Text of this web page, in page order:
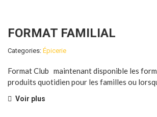
FORMAT FAMILIAL
Categories: Épicerie
Format Club maintenant disponible les
produits quotidien pour les familles ou
Voir plus